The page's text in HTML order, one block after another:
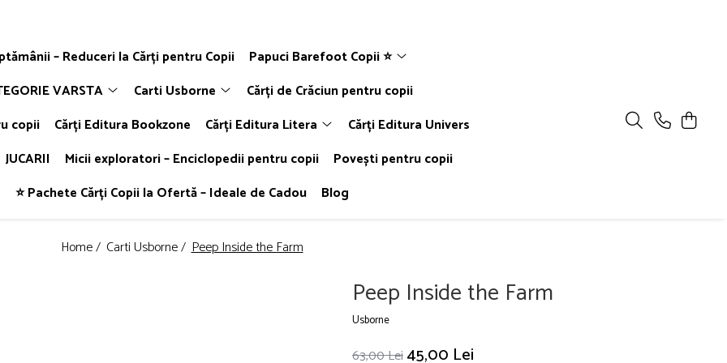
– Reduceri la Cărți pentru Copii
Papuci Barefoot Copii ⭐
VARSTA
Carti Usborne
Cărți de Crăciun pentru copii
copii
Cărți Editura Bookzone Cărți Editura Litera
Cărți Editura Univers
JUCARII Micii exploratori – Enciclopedii pentru copii
Povești pentru copii
⭐ Pachete Cărți Copii la Ofertă – Ideale de Cadou
Blog
Home / Carti Usborne / Peep Inside the Farm
Peep Inside the Farm
Usborne
63,00 Lei45,00 Lei